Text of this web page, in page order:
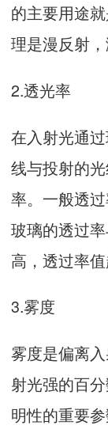
的主要用途
理是漫反射
2.透光率
在入射光通
线与投射的
率。一般透
玻璃的透过
高，透过率值
3.雾度
雾度是偏离
射光强的百
明性的重要